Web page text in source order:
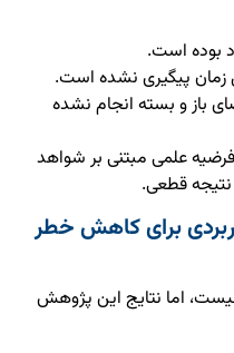
بوده است.
زمان پیگیری نشده است.
باز و بسته انجام نشده
علمی مبتنی بر شواهد
قطعی.
برای کاهش خطر
اما نتایج این پژوهش